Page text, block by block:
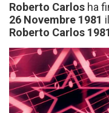
Roberto Carlos ha
26 Novembre 1981
Roberto Carlos 1981